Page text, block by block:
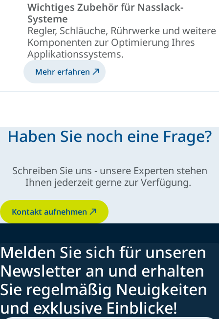
Wichtiges Zubehör für Nasslack-
Systeme
Regler, Schläuche, Rührwerke und weitere
Komponenten zur Optimierung Ihres
Applikationssystems.
Mehr erfahren
Haben Sie noch eine Frage?
Schreiben Sie uns - unsere Experten stehen
Ihnen jederzeit gerne zur Verfügung.
Kontakt aufnehmen
Melden Sie sich für unseren
Newsletter an und erhalten
Sie regelmäßig Neuigkeiten
und exklusive Einblicke!